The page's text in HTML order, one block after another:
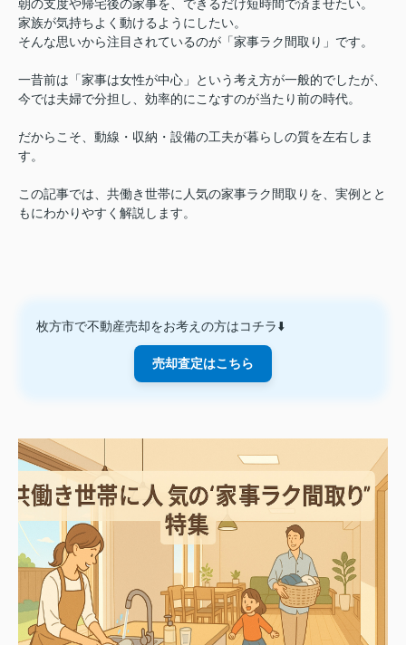
朝の支度や帰宅後の家事を、できるだけ短時間で済ませたい。
家族が気持ちよく動けるようにしたい。
そんな思いから注目されているのが「家事ラク間取り」です。
一昔前は「家事は女性が中心」という考え方が一般的でしたが、
今では夫婦で分担し、効率的にこなすのが当たり前の時代。
だからこそ、動線・収納・設備の工夫が暮らしの質を左右しま
す。
この記事では、共働き世帯に人気の家事ラク間取りを、実例とと
もにわかりやすく解説します。
枚方市で不動産売却をお考えの方はコチラ⬇️
売却査定はこちら